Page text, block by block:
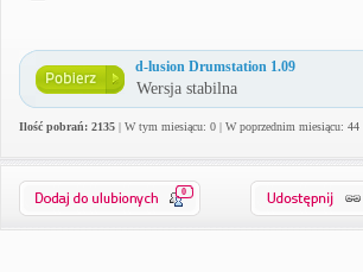
d-lusion Drumstation 1.09
Wersja stabilna
Ilość pobrań: 2135 | W tym miesiącu: 0 | W poprzednim miesiącu: 44
0